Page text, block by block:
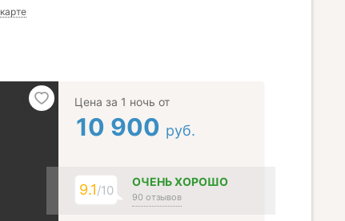
Цена за 1 ночь от
10 900 руб.
9.1/10
ОЧЕНЬ ХОРОШО
90 отзывов